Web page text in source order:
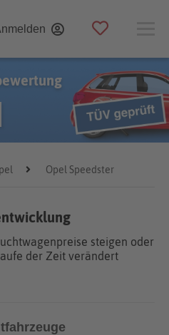
Opel Speedster
steigen oder
der Zeit verändert